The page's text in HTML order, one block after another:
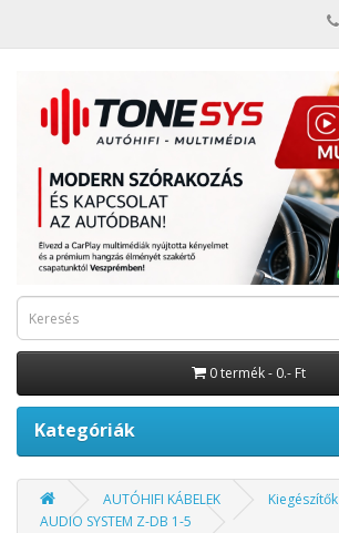
0 termék - 0.- Ft
Kategóriák
AUTÓHIFI KÁBELEK
Kiegészítők
AUDIO SYSTEM Z-DB 1-5